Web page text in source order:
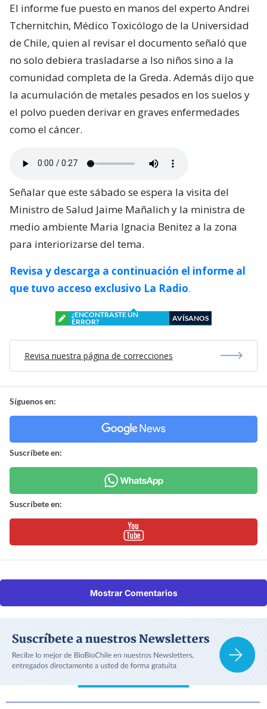
El informe fue puesto en manos del experto Andrei
Tchernitchin, Médico Toxicólogo de la Universidad
de Chile, quien al revisar el documento señaló que
no solo debiera trasladarse a lso niños sino a la
comunidad completa de la Greda. Además dijo que
la acumulación de metales pesados en los suelos y
el polvo pueden derivar en graves enfermedades
como el cáncer.
Señalar que este sábado se espera la visita del
Ministro de Salud Jaime Mañalich y la ministra de
medio ambiente Maria Ignacia Benitez a la zona
para interiorizarse del tema.
Revisa y descarga a continuación el informe al
que tuvo acceso exclusivo La Radio.
¿ENCONTRASTE UN
ERROR?
AVÍSANOS
Revisa nuestra página de correcciones
Síguenos en:
Suscríbete en:
Suscríbete en:
Mostrar Comentarios